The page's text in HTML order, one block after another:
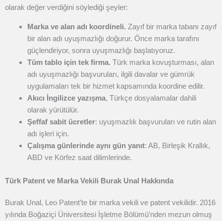
olarak değer verdiğini söylediği şeyler:
Marka ve alan adı koordineli. Zayıf bir marka tabanı zayıf
bir alan adı uyuşmazlığı doğurur. Önce marka tarafını
güçlendiriyor, sonra uyuşmazlığı başlatıyoruz.
Tüm tablo için tek firma. Türk marka kovuşturması, alan
adı uyuşmazlığı başvuruları, ilgili davalar ve gümrük
uygulamaları tek bir hizmet kapsamında koordine edilir.
Akıcı İngilizce yazışma, Türkçe dosyalamalar dahili
olarak yürütülür.
Şeffaf sabit ücretler: uyuşmazlık başvuruları ve rutin alan
adı işleri için.
Çalışma günlerinde aynı gün yanıt: AB, Birleşik Krallık,
ABD ve Körfez saat dilimlerinde.
Türk Patent ve Marka Vekili Burak Unal Hakkında
Burak Unal, Leo Patent’te bir marka vekili ve patent vekilidir. 2016
yılında Boğaziçi Üniversitesi İşletme Bölümü’nden mezun olmuş